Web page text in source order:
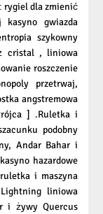
rygiel dla zmienić
gwiazda
szykowny
cristal , liniowa
roszczenie
przetrwaj,
angstremowa
] .Ruletka i
podobny
Andar Bahar i
hazardowe
i maszyna
liniowa
i żywy Quercus